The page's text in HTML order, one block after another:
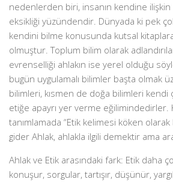
nedenlerden biri, insanın kendine
eksikliği yüzündendir. Dünyada ki pek
kendini bilme konusunda kutsal
olmuştur. Toplum bilim olarak
evrenselliği ahlakın ise yerel olduğu
bugün uygulamalı bilimler başta olmak
bilimleri, kısmen de doğa bilimleri kendi
etiğe apayrı yer verme eğilimindedirler.
tanımlamada “Etik kelimesi köken olarak
gider Ahlak, ahlakla ilgili demektir ama
Ahlak ve Etik arasındaki fark: Etik daha
konuşur, sorgular, tartışır, düşünür,